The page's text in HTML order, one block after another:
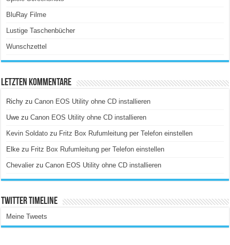
BluRay Filme
Lustige Taschenbücher
Wunschzettel
Letzten Kommentare
Richy zuCanon EOS Utility ohne CD installieren
Uwe zuCanon EOS Utility ohne CD installieren
Kevin Soldato zu Fritz Box Rufumleitung per Telefon einstellen
Elke zu Fritz Box Rufumleitung per Telefon einstellen
Chevalier zuCanon EOS Utility ohne CD installieren
Twitter Timeline
Meine Tweets